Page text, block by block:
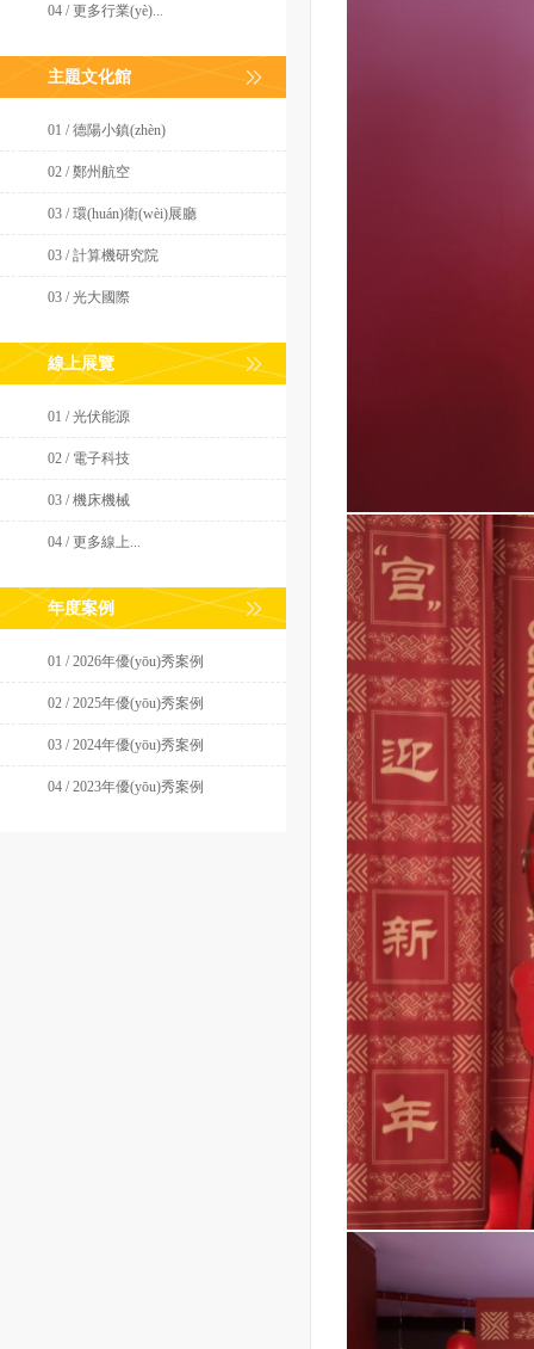
04 / 更多行業(yè)...
主題文化館
01 / 德陽小鎮(zhèn)
02 / 鄭州航空
03 / 環(huán)衛(wèi)展廳
03 / 計算機研究院
03 / 光大國際
線上展覽
01 / 光伏能源
02 / 電子科技
03 / 機床機械
04 / 更多線上...
年度案例
01 / 2026年優(yōu)秀案例
02 / 2025年優(yōu)秀案例
03 / 2024年優(yōu)秀案例
04 / 2023年優(yōu)秀案例